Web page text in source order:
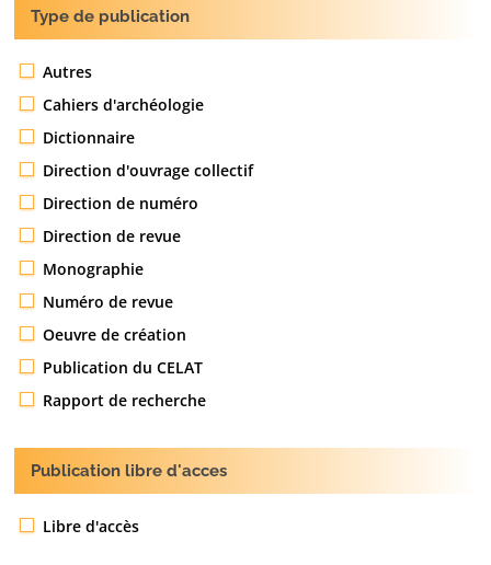
Type de publication
Autres
Cahiers d'archéologie
Dictionnaire
Direction d'ouvrage collectif
Direction de numéro
Direction de revue
Monographie
Numéro de revue
Oeuvre de création
Publication du CELAT
Rapport de recherche
Publication libre d'acces
Libre d'accès